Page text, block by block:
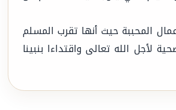
المحببة حيث أنها تقرب المسلم
لأجل الله تعالى واقتداءا بنبينا